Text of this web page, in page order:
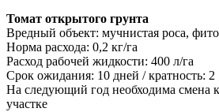
Томат открытого грунта
Вредный объект: мучнистая роса,
Норма расхода: 0,2 кг/га
Расход рабочей жидкости: 400 л/га
Срок ожидания: 10 дней / кратность: 2
На следующий год необходима смена
участке